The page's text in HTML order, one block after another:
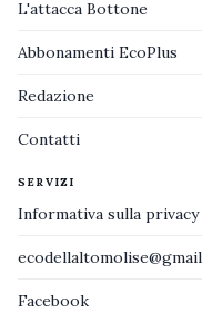
L'attacca Bottone
Abbonamenti EcoPlus
Redazione
Contatti
SERVIZI
Informativa sulla privacy
Facebook